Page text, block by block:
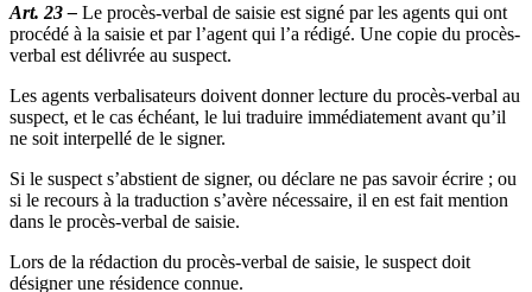
Art. 23 – Le procès-verbal de saisie est signé par les agents qui ont
procédé à la saisie et par l’agent qui l’a rédigé. Une copie du procès-
verbal est délivrée au suspect.
Les agents verbalisateurs doivent donner lecture du procès-verbal au
suspect, et le cas échéant, le lui traduire immédiatement avant qu’il
ne soit interpellé de le signer.
Si le suspect s’abstient de signer, ou déclare ne pas savoir écrire ; ou
si le recours à la traduction s’avère nécessaire, il en est fait mention
dans le procès-verbal de saisie.
Lors de la rédaction du procès-verbal de saisie, le suspect doit
désigner une résidence connue.